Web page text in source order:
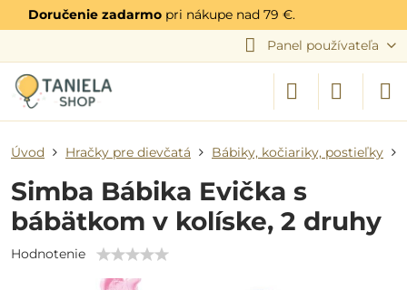
Doručenie zadarmo pri nákupe nad 79 €.
Panel používateľa
Úvod Hračky pre dievčatá Bábiky, kočiariky, postieľky
Simba Bábika Evička s
bábätkom v kolíske, 2 druhy
Hodnotenie